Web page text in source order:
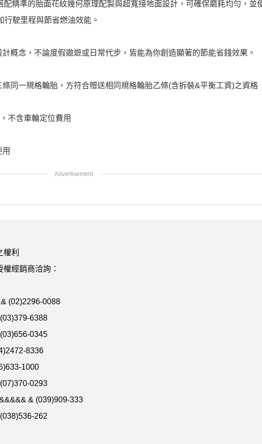
精準的胎面花紋幾何原理配製與超寬接地面設計，可確保磨耗均勻，並
駛里程與節省燃油效能。
概念，不論度假遨遊或日常代步，皆能為你創造顯著的節能省錢效果。
同一規格輪胎，方符合贈送相同規格輪胎乙條(含拆裝&平衡工資)之資格
不含車輪定位費用
利
經銷商洽詢：
(02)2296-0088
6388
0345
8336
1000
0293
& (039)909-333
262